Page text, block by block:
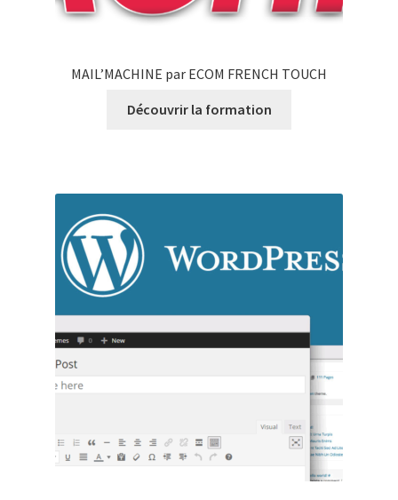
MAIL’MACHINE par ECOM FRENCH TOUCH
Découvrir la formation